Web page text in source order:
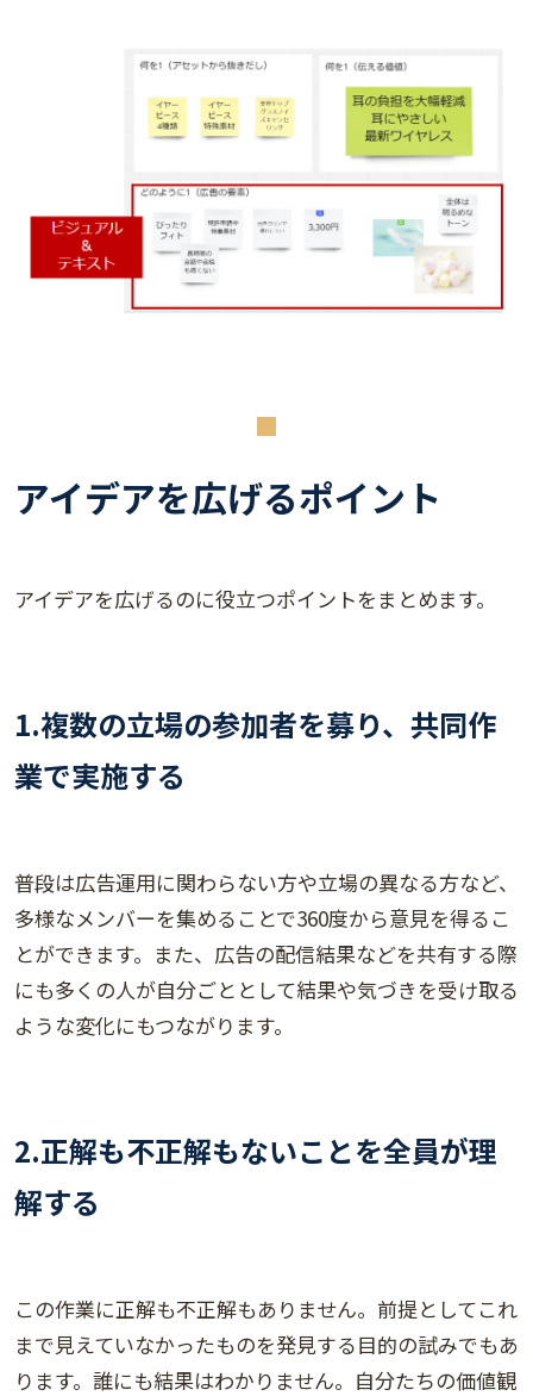
アイデアを広げるポイント
アイデアを広げるのに役立つポイントをまとめます。
1.複数の立場の参加者を募り、共同作
業で実施する
普段は広告運用に関わらない方や立場の異なる方など、
多様なメンバーを集めることで360度から意見を得るこ
とができます。また、広告の配信結果などを共有する際
にも多くの人が自分ごととして結果や気づきを受け取る
ような変化にもつながります。
2.正解も不正解もないことを全員が理
解する
この作業に正解も不正解もありません。前提としてこれ
まで見えていなかったものを発見する目的の試みでもあ
ります。誰にも結果はわかりません。自分たちの価値観